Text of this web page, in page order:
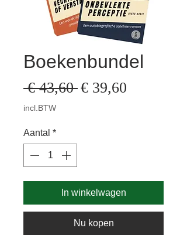
Boekenbundel
€ 43,60 Normale
€ 39,60
incl.BTW
Aantal *
In winkelwagen
Nu kopen